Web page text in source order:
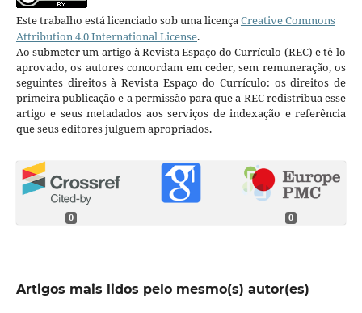
Este trabalho está licenciado sob uma licençaCreative Commons
Attribution 4.0 International License.
Ao submeter um artigo à Revista Espaço do Currículo (REC) e tê-lo
aprovado, os autores concordam em ceder, sem remuneração, os
seguintes direitos à Revista Espaço do Currículo: os direitos de
primeira publicação e a permissão para que a REC redistribua esse
artigo e seus metadados aos serviços de indexação e referência
que seus editores julguem apropriados.
0 0
Artigos mais lidos pelo mesmo(s) autor(es)